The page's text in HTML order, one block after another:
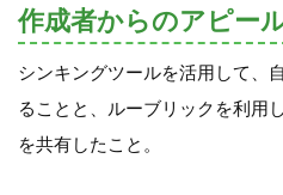
作成者からのアピー
シンキングツールを活用して、
ることと、ルーブリックを利用
を共有したこと。